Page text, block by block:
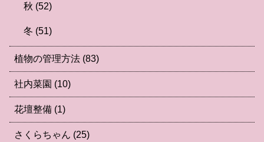
秋 (52)
冬 (51)
植物の管理方法 (83)
社内菜園 (10)
花壇整備 (1)
さくらちゃん (25)